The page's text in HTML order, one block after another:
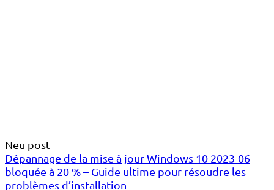
Neu post
Dépannage de la mise à jour Windows 10 2023-06
bloquée à 20 % – Guide ultime pour résoudre les
problèmes d’installation